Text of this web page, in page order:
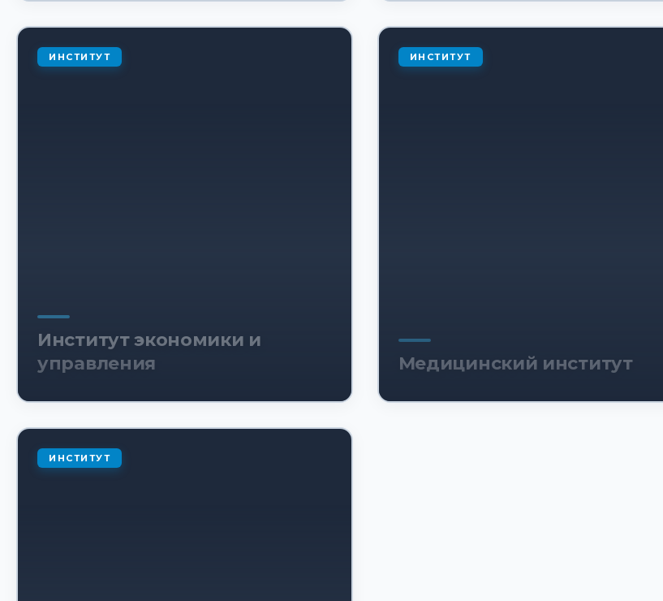
Институт экономики и
управления
ИНСТИТУТ
Медицинский институт
ИНСТИТУТ
ИНСТИТУТ